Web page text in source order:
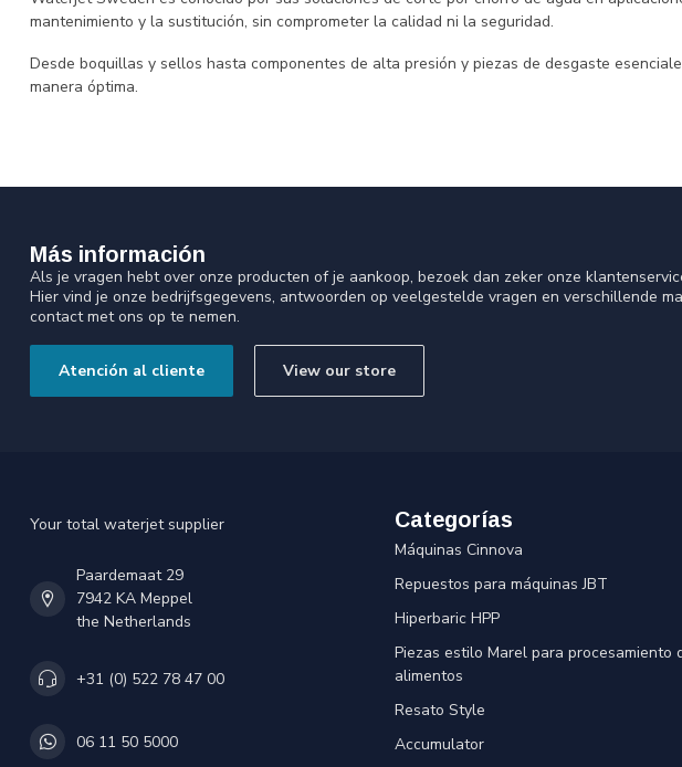
mantenimiento y la sustitución, sin comprometer la calidad ni la seguridad.
Desde boquillas y sellos hasta componentes de alta presión y piezas de desgaste
manera óptima.
Más información
Als je vragen hebt over onze producten of je aankoop, bezoek dan zeker onze
Hier vind je onze bedrijfsgegevens, antwoorden op veelgestelde vragen en verschillende
contact met ons op te nemen.
Atención al cliente View our store
Your total waterjet supplier
Paardemaat 29
7942 KA Meppel
the Netherlands
+31 (0) 522 78 47 00
06 11 50 5000
Categorías
Máquinas Cinnova
Repuestos para máquinas JBT
Hiperbaric HPP
Piezas estilo Marel para procesamiento
alimentos
Resato Style
Accumulator